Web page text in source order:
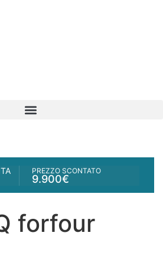
PREZZO SCONTATO
9.900€
forfour